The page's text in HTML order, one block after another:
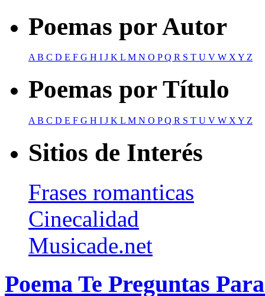
Poemas por Autor
AB C D E F G H I J K L M N O PQ R S T U V W XY Z
Poemas por Título
A B C D E F G H I J K L M N O PQ R S T U V W X Y Z
Sitios de Interés
Frases romanticas
Cinecalidad
Musicade.net
Poema Te Preguntas